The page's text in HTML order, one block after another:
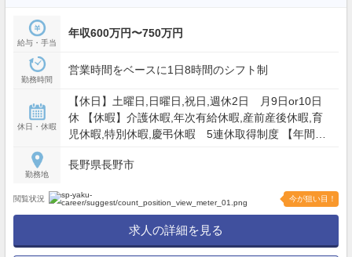
給与・手当
年収600万円〜750万円
勤務時間
営業時間をベースに1日8時間のシフト制
休日・休暇
【休日】土曜日,日曜日,祝日,週休2日 月9日or10日
休 【休暇】介護休暇,年次有給休暇,産前産後休暇,育
児休暇,特別休暇,慶弔休暇 5連休取得制度 【年間休
勤務地
長野県長野市
閲覧状況 今が狙い目！
求人の詳細を見る